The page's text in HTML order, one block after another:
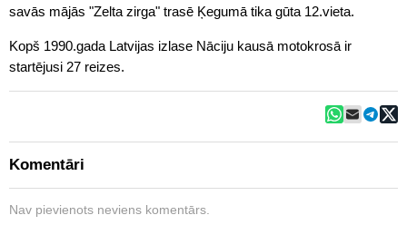
savās mājās "Zelta zirga" trasē Ķegumā tika gūta 12.vieta.
Kopš 1990.gada Latvijas izlase Nāciju kausā motokrosā ir
startējusi 27 reizes.
Komentāri
Nav pievienots neviens komentārs.